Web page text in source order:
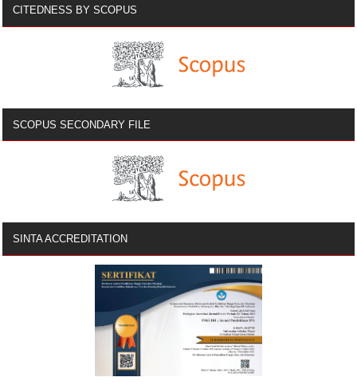
CITEDNESS BY SCOPUS
SCOPUS SECONDARY FILE
SINTA ACCREDITATION